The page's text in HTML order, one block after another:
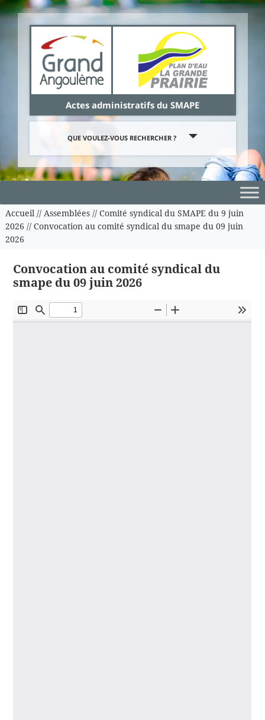
Actes administratifs du SMAPE
QUE VOULEZ-VOUS RECHERCHER ?
Accueil// Assemblées// Comité syndical du SMAPE du 9 juin
2026 // Convocation au comité syndical du smape du 09 juin
2026
Convocation au comité syndical du
smape du 09 juin 2026
Panneau de gestion des cookies